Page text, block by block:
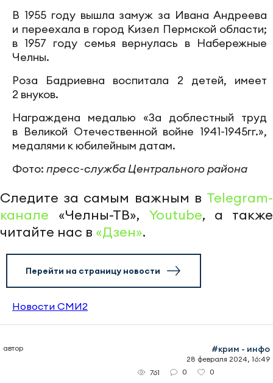
В 1955 году вышла замуж за Ивана Андреева
и переехала в город Кизел Пермской области;
в 1957 году семья вернулась в Набережные
Челны.
Роза Бадриевна воспитала 2 детей, имеет
2 внуков.
Награждена медалью «За доблестный труд
в Великой Отечественной войне 1941-1945гг.»,
медалями к юбилейным датам.
Фото: пресс-служба Центрального района
Следите за самым важным в Telegram-
канале «Челны-ТВ», Youtube, а также
читайте нас в «Дзен».
Перейти на страницу новости
Новости СМИ2
автор #крим - инфо
28 февраля 2024, 16:49
761
0 0